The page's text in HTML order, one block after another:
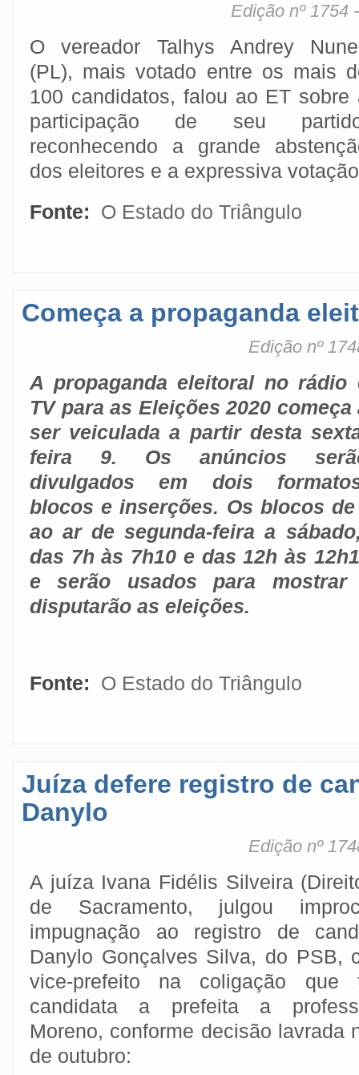
Edição nº 1754
O vereador Talhys Andrey
(PL), mais votado entre os mais
100 candidatos, falou ao ET sobre
participação de seu
reconhecendo a grande
dos eleitores e a expressiva
Fonte:
O Estado do Triângulo
Começa a propaganda
Edição nº
A propaganda eleitoral no rádio
TV para as Eleições 2020 começa
ser veiculada a partir desta
feira 9. Os anúncios
divulgados em dois
blocos e inserções. Os blocos
ao ar de segunda-feira a
das 7h às 7h10 e das 12h às
e serão usados para mostrar
disputarão as eleições.
Fonte: O Estado do Triângulo
Juíza defere registro de
Danylo
Edição nº
A juíza Ivana Fidélis Silveira
de Sacramento, julgou
impugnação ao registro de
Danylo Gonçalves Silva, do PSB,
vice-prefeito na coligação que
candidata a prefeita a
Moreno, conforme decisão lavrada
de outubro: